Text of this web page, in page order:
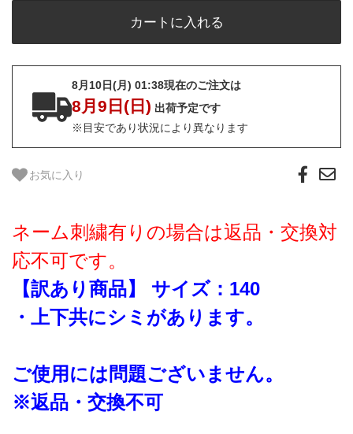
8月10日(月) 01:38現在のご注文は
8月9日(日) 出荷予定です
※目安であり状況により異なります
お気に入り
ネーム刺繍有りの場合は返品・交換対
応不可です。
【訳あり商品】 サイズ：140
・上下共にシミがあります。
ご使用には問題ございません。
※返品・交換不可